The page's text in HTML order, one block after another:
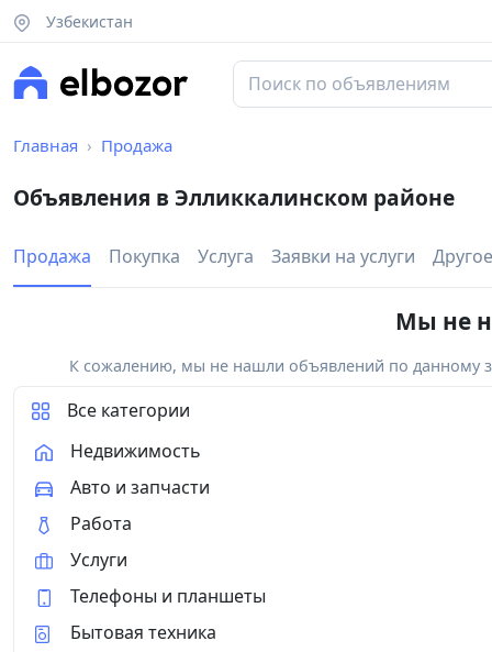
Узбекистан
Главная Продажа
Объявления в Элликкалинском районе
Продажа Покупка Услуга Заявки на услуги Другое
Мы не
К сожалению, мы не нашли объявлений по данному
Все категории
Недвижимость
Авто и запчасти
Работа
Услуги
Телефоны и планшеты
Бытовая техника